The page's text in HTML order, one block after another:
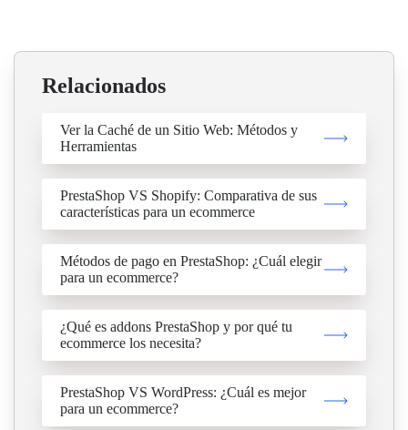
Relacionados
Ver la Caché de un Sitio Web: Métodos y
Herramientas
PrestaShop VS Shopify: Comparativa de sus
características para un ecommerce
Métodos de pago en PrestaShop: ¿Cuál elegir
para un ecommerce?
¿Qué es addons PrestaShop y por qué tu
ecommerce los necesita?
PrestaShop VS WordPress: ¿Cuál es mejor
para un ecommerce?